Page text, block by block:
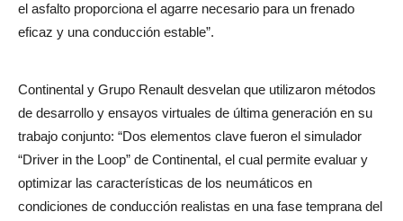
el asfalto proporciona el agarre necesario para un frenado
eficaz y una conducción estable”.
Continental y Grupo Renault desvelan que utilizaron métodos
de desarrollo y ensayos virtuales de última generación en su
trabajo conjunto: “Dos elementos clave fueron el simulador
“Driver in the Loop” de Continental, el cual permite evaluar y
optimizar las características de los neumáticos en
condiciones de conducción realistas en una fase temprana del